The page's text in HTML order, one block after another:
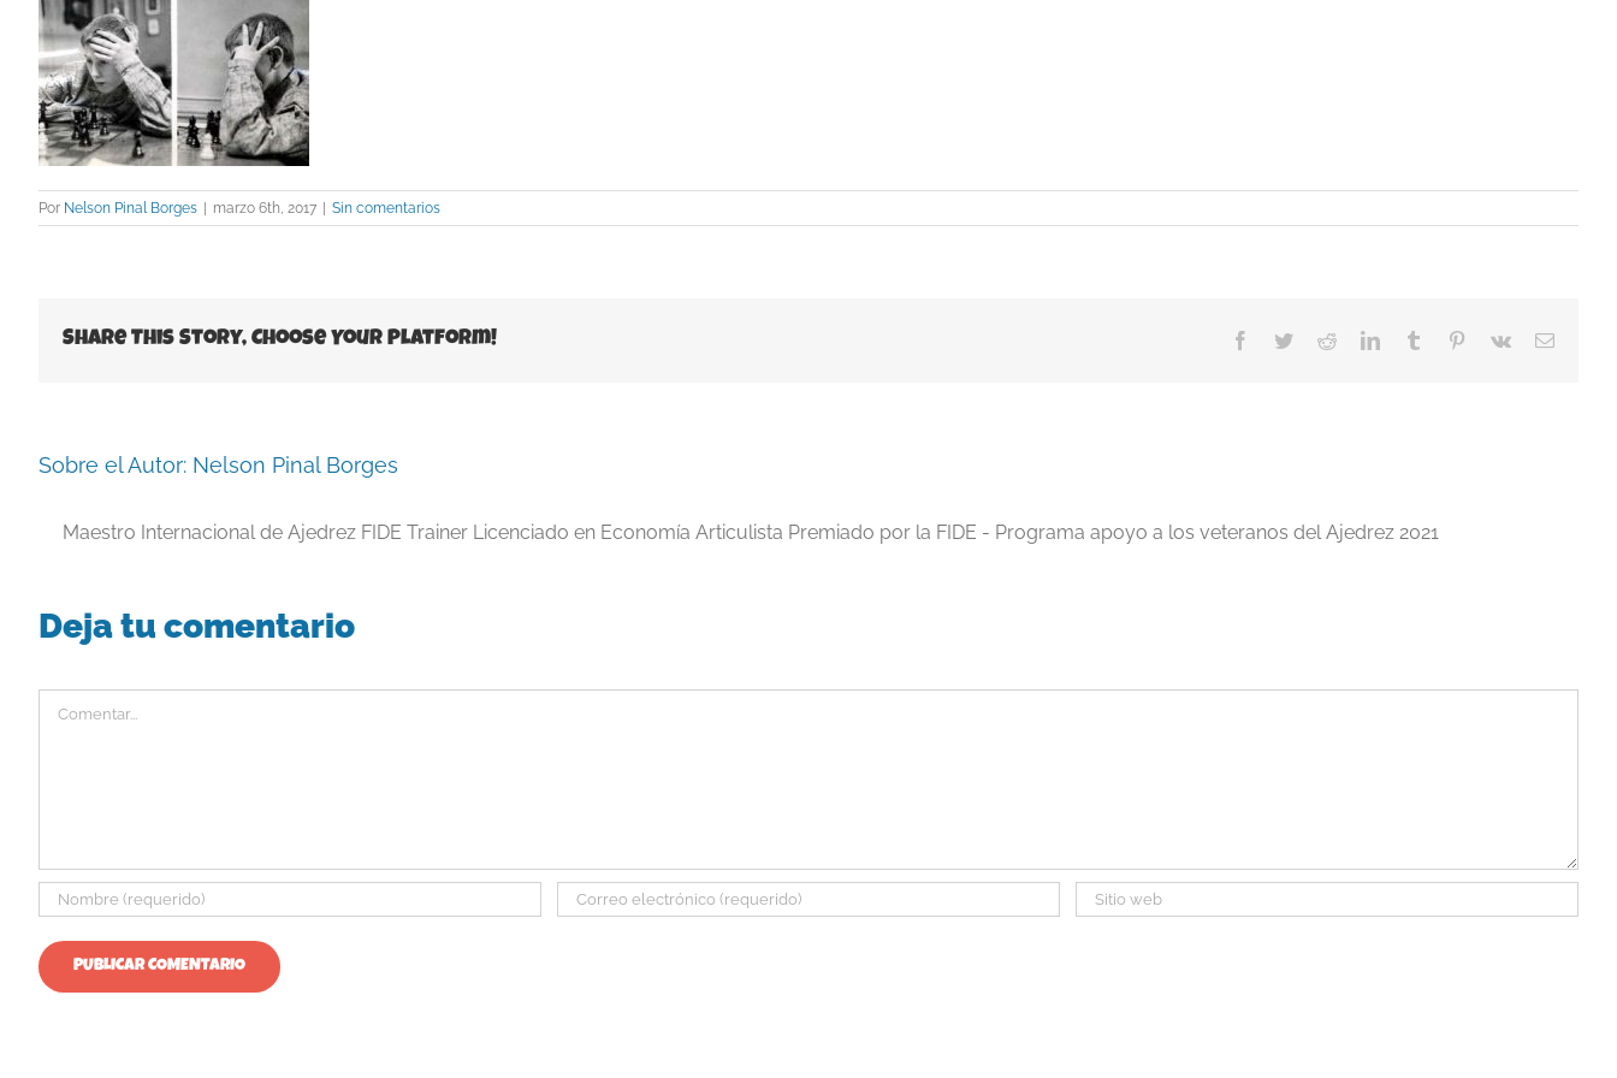
Por Nelson Pinal Borges | marzo 6th, 2017 | Sin comentarios
Share This Story, Choose Your Platform! Facebook
TwitterRedditLinkedInTumblr Pinterest
Vk
Correo
Sobre el Autor: Nelson Pinal Borges
Maestro Internacional de Ajedrez FIDE Trainer Licenciado en Economía Articulista Premiado por la FIDE - Programa apoyo a los veteranos del Ajedrez 2021
Deja tu comentario